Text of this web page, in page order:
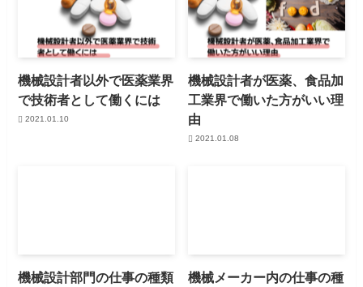
機械設計者以外で医薬業界
で技術者として働くには
2021.01.10
機械設計者が医薬、食品加
工業界で働いた方がいい理
由
2021.01.08
機械設計部門の仕事の種類
機械メーカー内の仕事の種